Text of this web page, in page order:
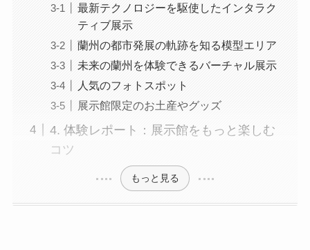
最新テクノロジーを駆使したインタラク
ティブ展示
蘭州の都市発展の軌跡を知る模型エリア
未来の蘭州を体験できるバーチャル展示
人気のフォトスポット
展示館限定のお土産やグッズ
4. 体験レポート：展示館をもっと楽しむ
コツ
もっと見る